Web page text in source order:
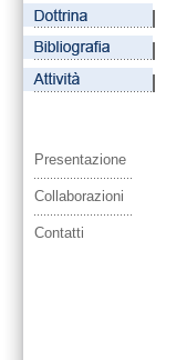
Presentazione
Collaborazioni
Contatti